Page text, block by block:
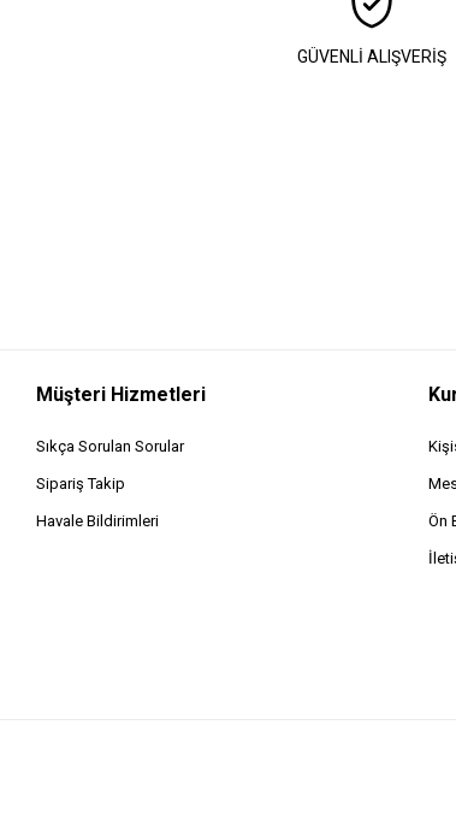
GÜVENLİ ALIŞVERİŞ
Müşteri Hizmetleri
Sıkça Sorulan Sorular
Sipariş Takip
Havale Bildirimleri Ön